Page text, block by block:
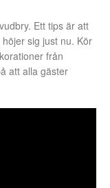
Ett tips är att
sig just nu. Kör
från
att alla gäster